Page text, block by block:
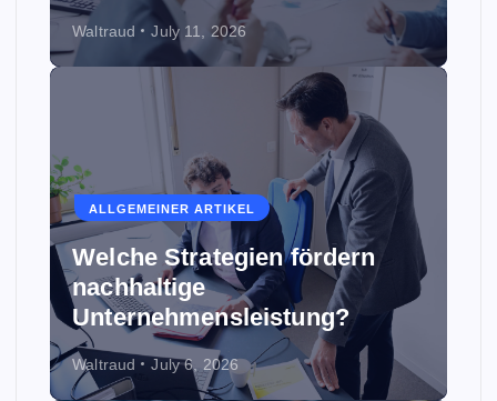
Waltraud July 11, 2026
ALLGEMEINER ARTIKEL
Welche Strategien fördern
nachhaltige
Unternehmensleistung?
Waltraud July 6, 2026